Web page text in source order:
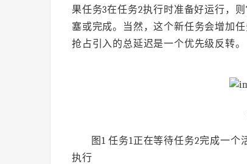
果任务3在任务2执行时准备好运行，
塞或完成。当然，这个新任务会增加
抢占引入的总延迟是一个优先级反转。
图1 任务1正在等待任务2完成一
执行